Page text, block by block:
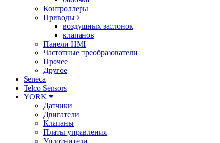
Контроллеры
Приводы
воздушных заслонок
клапанов
Панели HMI
Частотные преобразователи
Прочее
Другое
Seneca
Telco Sensors
YORK
Датчики
Двигатели
Клапаны
Платы управления
Уплотнители